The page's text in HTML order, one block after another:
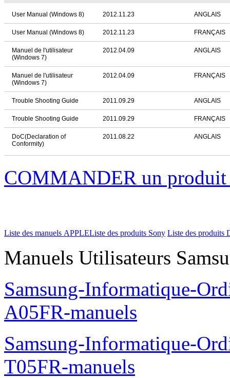
User Manual (Windows 8) 2012.11.23 ANGLAIS
User Manual (Windows 8) 2012.11.23 FRANÇAIS
Manuel de l'utilisateur
(Windows 7)
2012.04.09 ANGLAIS
Manuel de l'utilisateur
(Windows 7)
2012.04.09 FRANÇAIS
Trouble Shooting Guide 2011.09.29 ANGLAIS
Trouble Shooting Guide 2011.09.29 FRANÇAIS
DoC(Declaration of
Conformity)
2011.08.22 ANGLAIS
COMMANDER un
Liste des manuels APPLEListe des produits Sony Liste des produits
Manuels Utilisateurs
Samsung-Informatique-
A05FR-manuels
Samsung-Informatique-
T05FR-manuels